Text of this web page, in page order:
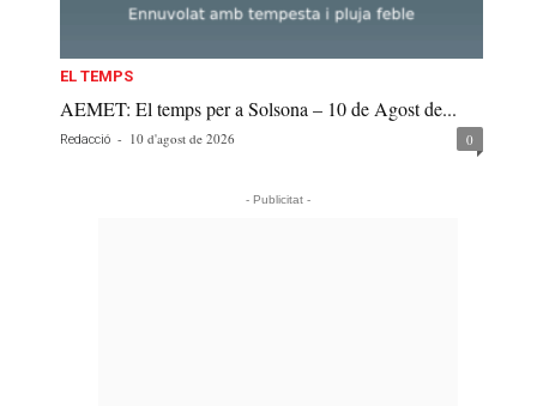
EL TEMPS
AEMET: El temps per a Solsona – 10 de Agost de...
Redacció - 10 d'agost de 2026 0
- Publicitat -